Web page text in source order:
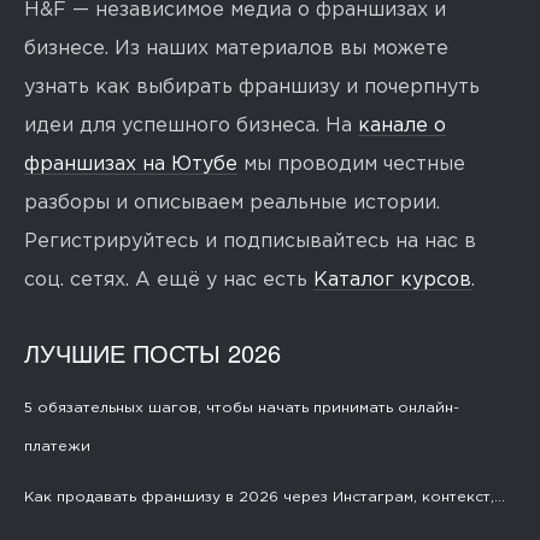
H&F — независимое медиа о франшизах и
бизнесе. Из наших материалов вы можете
узнать как выбирать франшизу и почерпнуть
идеи для успешного бизнеса. На канале о
франшизах на Ютубе мы проводим честные
разборы и описываем реальные истории.
Регистрируйтесь и подписывайтесь на нас в
соц. сетях. А ещё у нас есть Каталог курсов.
ЛУЧШИЕ ПОСТЫ 2026
5 обязательных шагов, чтобы начать принимать онлайн-
платежи
Как продавать франшизу в 2026 через Инстаграм, контекст,...